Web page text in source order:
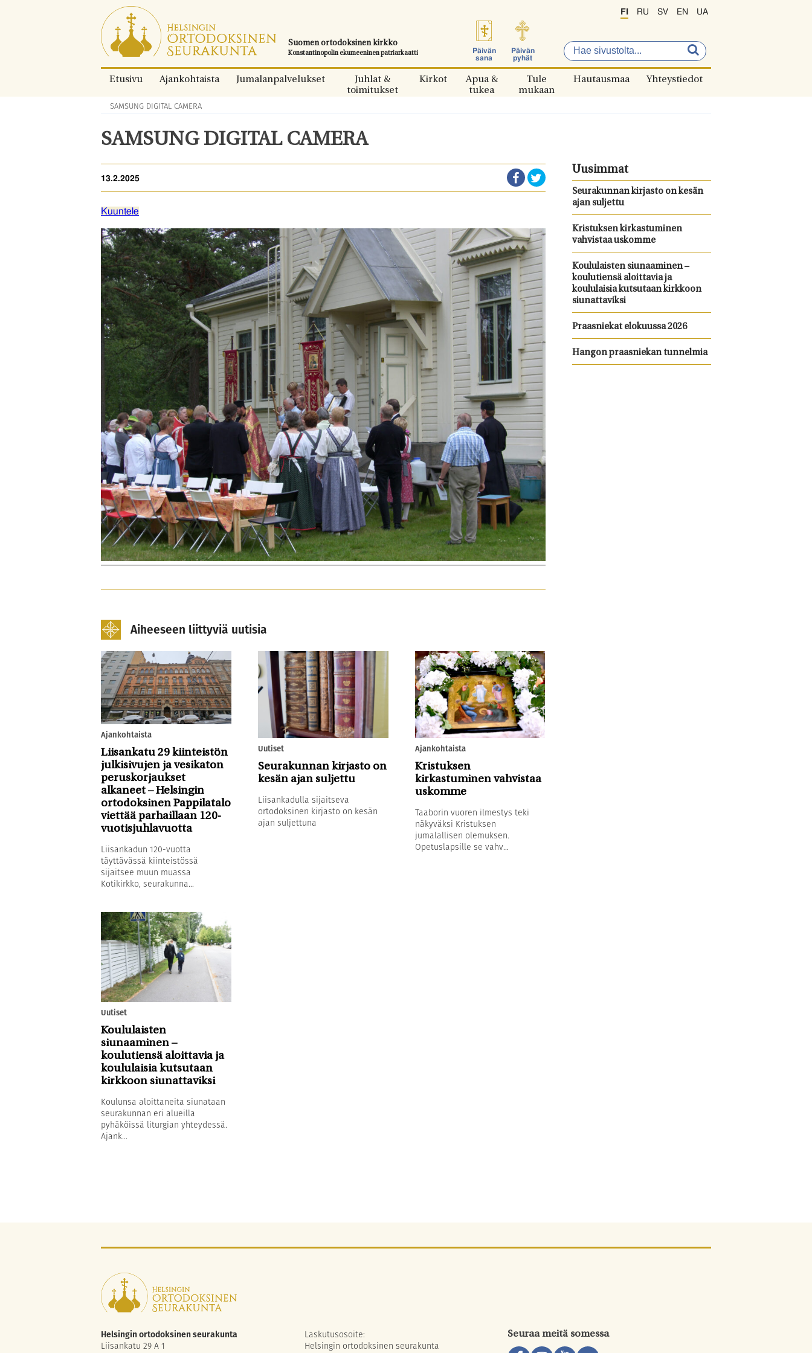
Siirry
suoraan
sisältöön.
Suomen ortodoksinen kirkko
Konstantinopolin ekumeeninen patriarkaatti
Päivän
sana
Päivän
pyhät
FI RU SV EN UA
Etusivu Ajankohtaista Jumalanpalvelukset
Juhlat &
toimitukset
Kirkot
Apua &
tukea
Tule
mukaan
Hautausmaa Yhteystiedot
Murupolku:
SAMSUNG DIGITAL CAMERA
SAMSUNG DIGITAL CAMERA
13.2.2025
Kuuntele
Aiheeseen liittyviä uutisia
Ajankohtaista
Liisankatu 29 kiinteistön
julkisivujen ja vesikaton
peruskorjaukset
alkaneet – Helsingin
ortodoksinen Pappilatalo
viettää parhaillaan 120-
vuotisjuhlavuotta
Liisankadun 120-vuotta
täyttävässä kiinteistössä
sijaitsee muun muassa
Kotikirkko, seurakunna...
Uutiset
Seurakunnan kirjasto on
kesän ajan suljettu
Liisankadulla sijaitseva
ortodoksinen kirjasto on kesän
ajan suljettuna
Ajankohtaista
Kristuksen
kirkastuminen vahvistaa
uskomme
Taaborin vuoren ilmestys teki
näkyväksi Kristuksen
jumalallisen olemuksen.
Opetuslapsille se vahv...
Uutiset
Koululaisten
siunaaminen –
koulutiensä aloittavia ja
koululaisia kutsutaan
kirkkoon siunattaviksi
Koulunsa aloittaneita siunataan
seurakunnan eri alueilla
pyhäköissä liturgian yhteydessä.
Ajank...
Uusimmat
Seurakunnan kirjasto on kesän
ajan suljettu
Kristuksen kirkastuminen
vahvistaa uskomme
Koululaisten siunaaminen –
koulutiensä aloittavia ja
koululaisia kutsutaan kirkkoon
siunattaviksi
Praasniekat elokuussa 2026
Hangon praasniekan tunnelmia
Helsingin ortodoksinen seurakunta
Liisankatu 29 A 1
Laskutusosoite:
Helsingin ortodoksinen seurakunta
Seuraa meitä somessa